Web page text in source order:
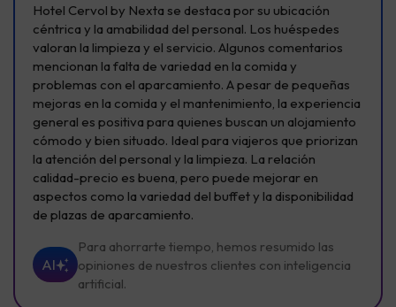
Hotel Cervol by Nexta se destaca por su ubicación
céntrica y la amabilidad del personal. Los huéspedes
valoran la limpieza y el servicio. Algunos comentarios
mencionan la falta de variedad en la comida y
problemas con el aparcamiento. A pesar de pequeñas
mejoras en la comida y el mantenimiento, la experiencia
general es positiva para quienes buscan un alojamiento
cómodo y bien situado. Ideal para viajeros que priorizan
la atención del personal y la limpieza. La relación
calidad-precio es buena, pero puede mejorar en
aspectos como la variedad del buffet y la disponibilidad
de plazas de aparcamiento.
AI
Para ahorrarte tiempo, hemos resumido las
opiniones de nuestros clientes con inteligencia
artificial.